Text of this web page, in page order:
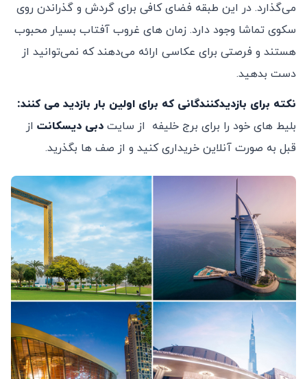
می‌گذارد. در این طبقه فضای کافی برای گردش و گذراندن روی
سکوی تماشا وجود دارد. زمان‌ های غروب آفتاب بسیار محبوب
هستند و فرصتی برای عکاسی ارائه می‌دهند که نمی‌توانید از
دست بدهید.
نکته برای بازدیدکنندگانی که برای اولین بار بازدید می کنند:
بلیط های خود را برای برج خلیفه از سایت دبی دیسکانت از
قبل به صورت آنلاین خریداری کنید و از صف ها بگذرید.